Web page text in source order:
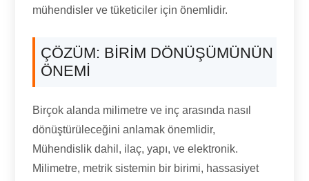
mühendisler ve tüketiciler için önemlidir.
ÇÖZÜM: BIRIM DÖNÜŞÜMÜNÜN
ÖNEMI
Birçok alanda milimetre ve inç arasında nasıl
dönüştürüleceğini anlamak önemlidir,
Mühendislik dahil, ilaç, yapı, ve elektronik.
Milimetre, metrik sistemin bir birimi, hassasiyet